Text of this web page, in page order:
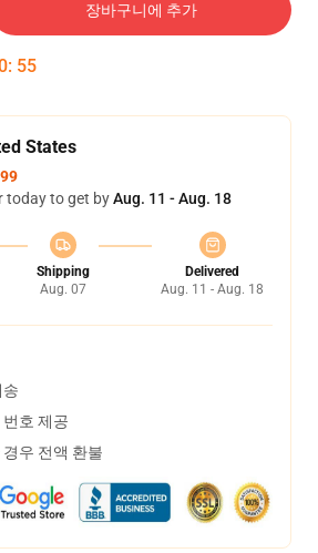
장바구니에 추가
: 54
States
today to get byAug. 11 - Aug. 18
Shipping
Aug. 07
Delivered
Aug. 11 - Aug. 18
호 제공
우 전액 환불